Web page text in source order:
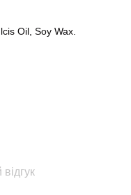
Oil, Soy Wax.